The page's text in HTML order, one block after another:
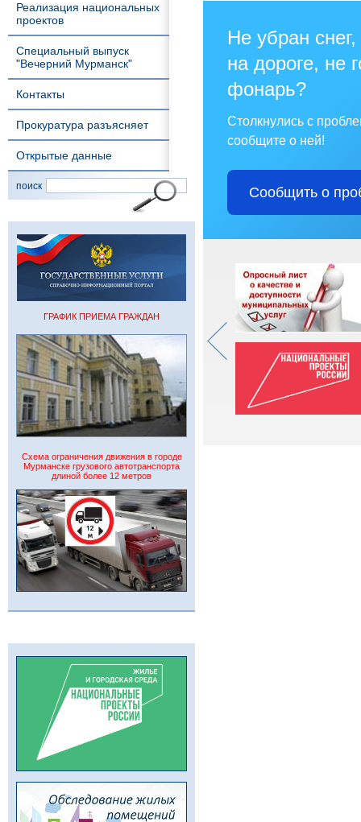
Реализация национальных
проектов
Специальный выпуск
"Вечерний Мурманск"
Контакты
Прокуратура разъясняет
Открытые данные
поиск
ГРАФИК ПРИЕМА ГРАЖДАН
Схема ограничения движения в городе
Мурманске грузового автотранспорта
длиной более 12 метров
Не убран
на дороге, не
фонарь?
Столкнулись с
сообщите о ней!
Сообщить о